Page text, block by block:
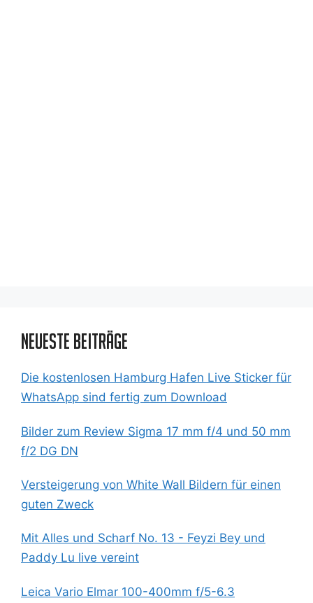
Neueste Beiträge
Die kostenlosen Hamburg Hafen Live Sticker für
WhatsApp sind fertig zum Download
Bilder zum Review Sigma 17 mm f/4 und 50 mm
f/2 DG DN
Versteigerung von White Wall Bildern für einen
guten Zweck
Mit Alles und Scharf No. 13 - Feyzi Bey und
Paddy Lu live vereint
Leica Vario Elmar 100-400mm f/5-6.3